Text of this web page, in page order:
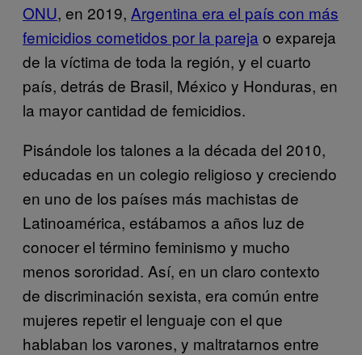
ONU, en 2019, Argentina era el país con más
femicidios cometidos por la pareja o expareja
de la víctima de toda la región, y el cuarto
país, detrás de Brasil, México y Honduras, en
la mayor cantidad de femicidios.
Pisándole los talones a la década del 2010,
educadas en un colegio religioso y creciendo
en uno de los países más machistas de
Latinoamérica, estábamos a años luz de
conocer el término feminismo y mucho
menos sororidad. Así, en un claro contexto
de discriminación sexista, era común entre
mujeres repetir el lenguaje con el que
hablaban los varones, y maltratarnos entre